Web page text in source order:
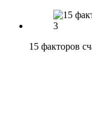
15 факторов